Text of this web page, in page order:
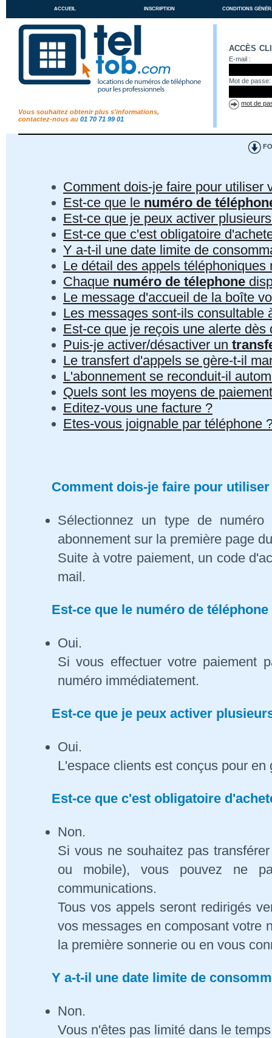
accueil inscription conditions
Vous souhaitez obtenir plus s'informations,
contactez-nous au 01 70 71 99 01
accès
E-mail :
Mot de passe:
mot de
Comment dois-je faire pour utiliser
Est-ce que le numéro de
Est-ce que je peux activer
Est-ce que c'est obligatoire
Y a-t-il une date limite de
Le détail des appels
Chaque numéro de télephone
Le message d'accueil de la boîte
Les messages sont-ils consultable
Est-ce que je reçois une alerte
Puis-je activer/désactiver un
Le transfert d'appels se gère-t-il
L'abonnement se reconduit-il
Quels sont les moyens de
Editez-vous une facture ?
Etes-vous joignable par téléphone
Comment dois-je faire pour
Sélectionnez un type de
abonnement sur la première page
Suite à votre paiement, un code
mail.
Est-ce que le numéro de
Oui.
Si vous effectuer votre paiement
numéro immédiatement.
Est-ce que je peux activer
Oui.
L'espace clients est conçus pour
Est-ce que c'est obligatoire
Non.
Si vous ne souhaitez pas
ou mobile), vous pouvez ne
communications.
Tous vos appels seront redirigés
vos messages en composant votre
la première sonnerie ou en vous
Y a-t-il une date limite de
Non.
Vous n'êtes pas limité dans le